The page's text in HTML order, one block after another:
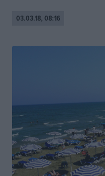
03.03.18, 08:16